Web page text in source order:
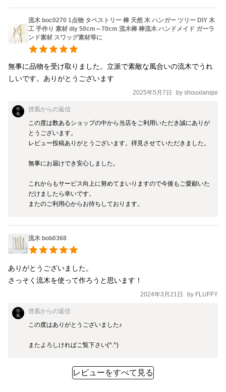
流木 boc0270 1点物 タペストリー 棒 天然 木 ハンガー ツリー DIY 木
工 手作り 素材 diy 50cm～70cm 流木棒 棒流木 ハンドメイド ガーラ
ンド素材 スワッグ素材等に
無事に品物を受け取りました。立派で素敵な風合いの流木でうれ
しいです。ありがとうございます
2025年5月7日 by shouxianqie
啓凰からの返信
この度は数あるショップの中から当店をご利用いただき誠にありが
とうございます。
レビュー投稿ありがとうございます。拝見させていただきました。
無事にお届けでき安心しました。
これからもサービス向上に努めてまいりますので今後もご愛顧いた
だけましたら幸いです。
またのご利用心からお待ちしております。
流木 bob0368
ありがとうございました。
さっそく流木を使って作ろうと思います！
2024年3月21日 by FLUFFY
啓凰からの返信
この度はありがとうございました♪
またよろしければご覧下さい(^.^)
レビューをすべて見る